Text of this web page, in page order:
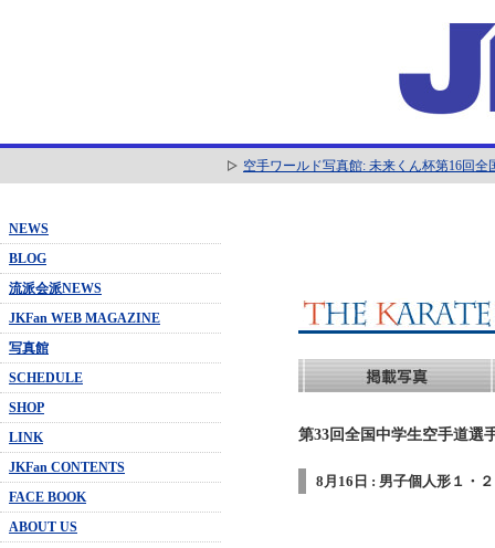
空手ワールド写真館: 未来くん杯第16回
NEWS
BLOG
流派会派NEWS
JKFan WEB MAGAZINE
写真館
SCHEDULE
SHOP
LINK
JKFan CONTENTS
FACE BOOK
ABOUT US
第33回全国中学生空手道選
8月16日 : 男子個人形１・